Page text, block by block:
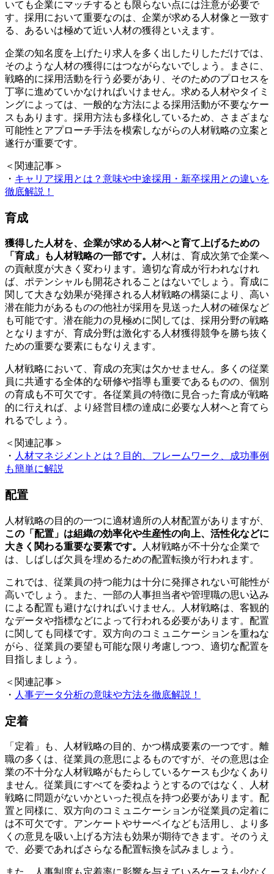
いても企業にマッチするとも限らない点には注意が必要で
す。採用において重要なのは、企業が求める人材像と一致す
る、あるいは極めて近い人材の獲得といえます。
企業の知名度を上げたり求人を多く出したりしただけでは、
そのような人材の獲得にはつながらないでしょう。まさに、
戦略的に採用活動を行う必要があり、そのためのプロセスを
丁寧に進めていかなければいけません。求める人材やタイミ
ングによっては、一般的な方法による採用活動が不要なケー
スもあります。採用方法も多様化しているため、さまざまな
可能性とアプローチ手法を模索しながらの人材戦略の立案と
遂行が重要です。
＜関連記事＞
・ キャリア採用とは？意味や中途採用・新卒採用との違いを
徹底解説！
育成
獲得した人材を、企業が求める人材へと育て上げるための
「育成」も人材戦略の一部です。
人材は、育成次第で企業へ
の貢献度が大きく変わります。適切な育成が行われなけれ
ば、ポテンシャルも開花されることはないでしょう。育成に
関して大きな効果が発揮される人材戦略の構築により、高い
潜在能力があるものの他社が採用を見送った人材の確保など
も可能です。潜在能力の見極めに関しては、採用分野の戦略
となりますが、育成分野は激化する人材獲得競争を勝ち抜く
ための重要な要素にもなりえます。
人材戦略において、育成の充実は欠かせません。多くの従業
員に共通する全体的な研修や指導も重要であるものの、個別
の育成も不可欠です。各従業員の特徴に見合った育成が戦略
的に行えれば、より経営目標の達成に必要な人材へと育てら
れるでしょう。
＜関連記事＞
・ 人材マネジメントとは？目的、フレームワーク、成功事例
も簡単に解説
配置
人材戦略の目的の一つに適材適所の人材配置がありますが、
この「配置」は組織の効率化や生産性の向上、活性化などに
大きく関わる重要な要素です。
人材戦略が不十分な企業で
は、しばしば欠員を埋めるための配置転換が行われます。
これでは、従業員の持つ能力は十分に発揮されない可能性が
高いでしょう。また、一部の人事担当者や管理職の思い込み
による配置も避けなければいけません。人材戦略は、客観的
なデータや指標などによって行われる必要があります。配置
に関しても同様です。双方向のコミュニケーションを重ねな
がら、従業員の要望も可能な限り考慮しつつ、適切な配置を
目指しましょう。
＜関連記事＞
・ 人事データ分析の意味や方法を徹底解説！
定着
「定着」も、人材戦略の目的、かつ構成要素の一つです。離
職の多くは、従業員の意思によるものですが、その意思は企
業の不十分な人材戦略がもたらしているケースも少なくあり
ません。従業員にすべてを委ねようとするのではなく、人材
戦略に問題がないかといった視点を持つ必要があります。配
置と同様に、双方向のコミュニケーションが従業員の定着に
は不可欠です。アンケートやサーベイなども活用し、より多
くの意見を吸い上げる方法も効果が期待できます。そのうえ
で、必要であればさらなる配置転換を試みましょう。